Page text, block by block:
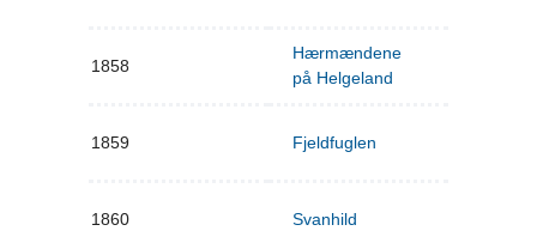
1858
Hærmændene
på Helgeland
1859 Fjeldfuglen
1860 Svanhild